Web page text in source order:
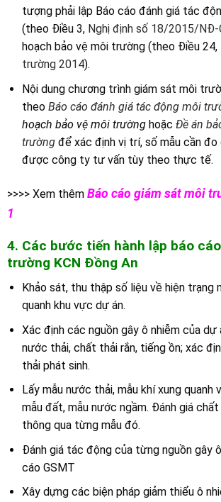
tượng phải lập Báo cáo đánh giá tác
(theo Điều 3, Nghị định số 18/2015/NĐ-
hoạch bảo vệ môi trường (theo Điều 24,
trường 2014).
Nội dung chương trình giám sát môi
theo Báo cáo đánh giá tác động môi
hoạch bảo vệ môi trường hoặc Đề án
trườngđể xác định vị trí, số mẫu cần
được công ty tư vấn tùy theo thực tế.
>>>> Xem thêm Báo cáo giám sát môi
1
4. Các bước tiến hành lập báo
trường KCN Đồng An
Khảo sát, thu thập số liệu về hiện trạng
quanh khu vực dự án.
Xác định các nguồn gây ô nhiễm của dự
nước thải, chất thải rắn, tiếng ồn; xác
thải phát sinh.
Lấy mẫu nước thải, mẫu khí xung quanh
mẫu đất, mẫu nước ngầm. Đánh giá
thông qua từng mẫu đó.
Đánh giá tác động của từng nguồn gây
cáo GSMT
Xây dựng các biện pháp giảm thiểu ô